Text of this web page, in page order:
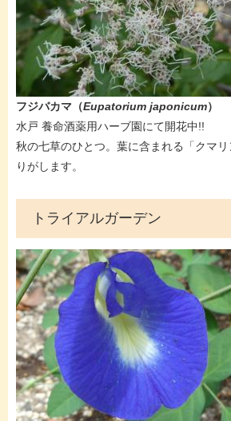
フジバカマ（Eupatorium japonicum）
水戸 養命酒薬用ハーブ園にて開花中!!
秋の七草のひとつ。葉に含まれる「クマ
りがします。
トライアルガーデン